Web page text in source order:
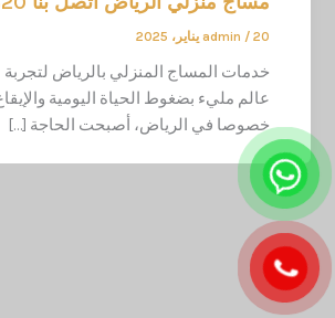
admin / 20 يناير، 2025
خدمات المساج المنزلي بالرياض
عالم مليء بضغوط الحياة اليومية
خصوصا في الرياض، أصبحت الحاجة […]